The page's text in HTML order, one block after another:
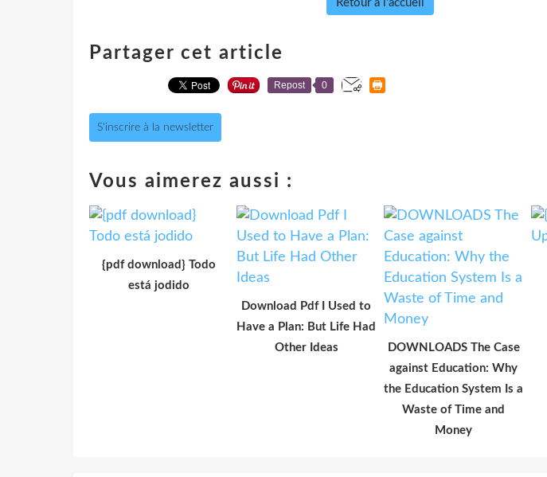
Retour à l'accueil
Partager cet article
Repost 0
S'inscrire à la newsletter
Vous aimerez aussi :
{pdf download} Todo
está jodido
Download Pdf I Used to
Have a Plan: But Life Had
Other Ideas
DOWNLOADS The Case
against Education: Why
the Education System Is a
Waste of Time and
Money